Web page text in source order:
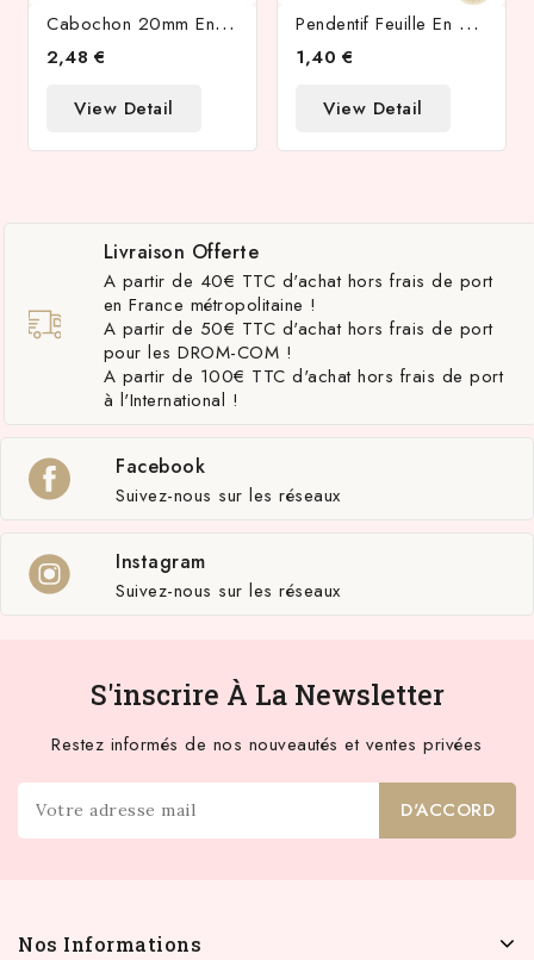
C
Abochon 20mm En Oeil De Tigre Naturel
2,48 €
View Detail
P
Endentif Feuille En Acier Inoxydable Argent Pendentif Collier
1,40 €
View Detail
Livraison Offerte
A partir de 40€ TTC d'achat hors frais de port
en France métropolitaine !
A partir de 50€ TTC d'achat hors frais de port
pour les DROM-COM !
A partir de 100€ TTC d'achat hors frais de port
à l'International !
Facebook
Suivez-nous sur les réseaux
Instagram
Suivez-nous sur les réseaux
S'inscrire À La Newsletter
Restez informés de nos nouveautés et ventes privées
Nos Informations